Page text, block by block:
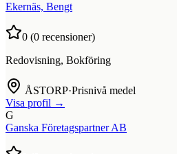
Ekernäs, Bengt
0 (0 recensioner)
Redovisning, Bokföring
ÅSTORP·Prisnivå medel
Visa profil →
G
Ganska Företagspartner AB